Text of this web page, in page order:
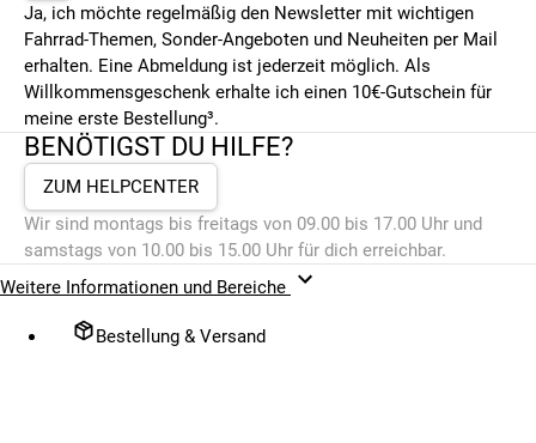
Ja, ich möchte regelmäßig den Newsletter mit wichtigen
Fahrrad-Themen, Sonder-Angeboten und Neuheiten per Mail
erhalten. Eine Abmeldung ist jederzeit möglich. Als
Willkommensgeschenk erhalte ich einen 10€-Gutschein für
meine erste Bestellung³.
BENÖTIGST DU HILFE?
ZUM HELPCENTER
Wir sind montags bis freitags von 09.00 bis 17.00 Uhr und
samstags von 10.00 bis 15.00 Uhr für dich erreichbar.
Weitere Informationen und Bereiche
Bestellung & Versand